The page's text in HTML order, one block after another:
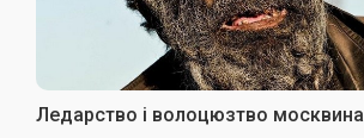
Ледарство і волоцюзтво москвина